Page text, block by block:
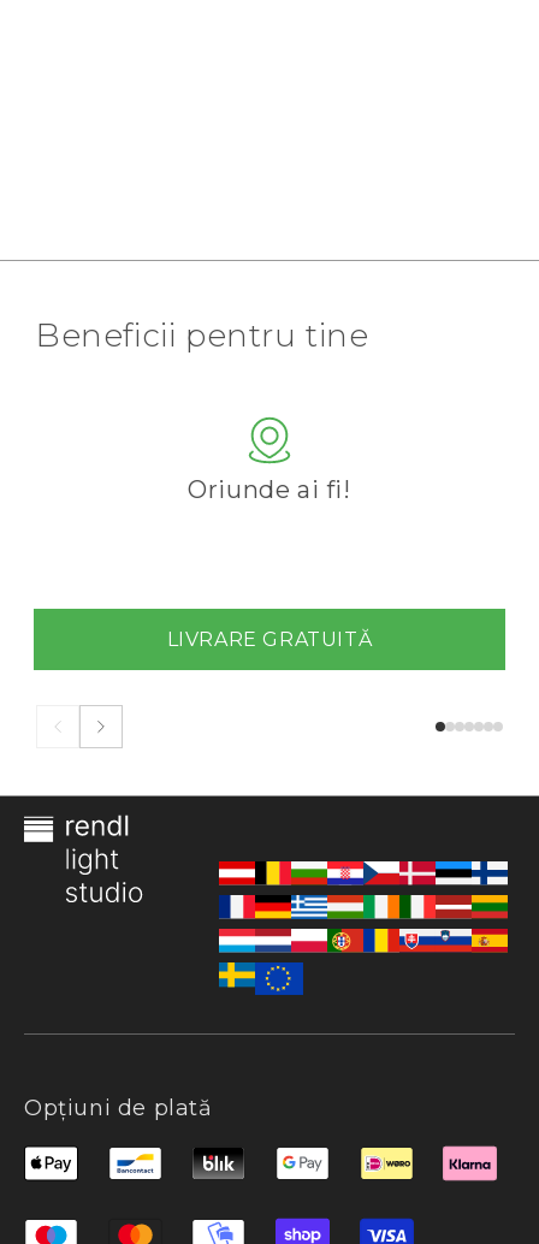
Beneficii pentru tine
Oriunde ai fi!
LIVRARE GRATUITĂ
Opțiuni de plată